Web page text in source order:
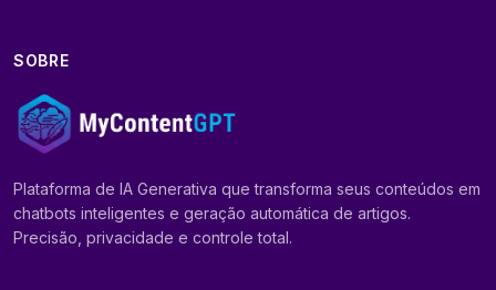
SOBRE
Plataforma de IA Generativa que transforma seus conteúdos em
chatbots inteligentes e geração automática de artigos.
Precisão, privacidade e controle total.